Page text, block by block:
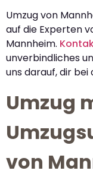
Umzug von
auf die Experten
Mannheim.
unverbindliches
uns darauf, dir bei
Umzug
von